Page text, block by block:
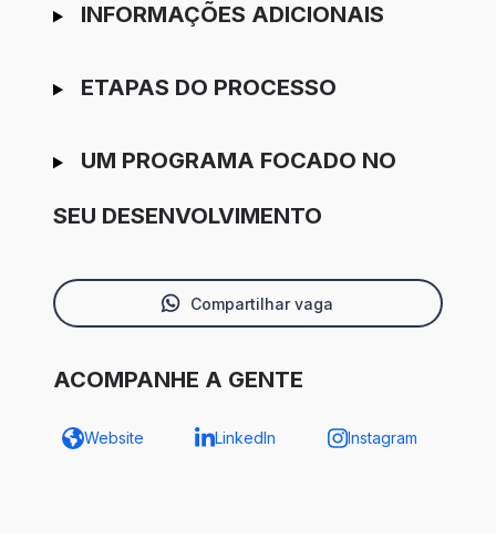
INFORMAÇÕES ADICIONAIS
ETAPAS DO PROCESSO
UM PROGRAMA FOCADO NO
SEU DESENVOLVIMENTO
Compartilhar vaga
ACOMPANHE A GENTE
Website LinkedIn Instagram